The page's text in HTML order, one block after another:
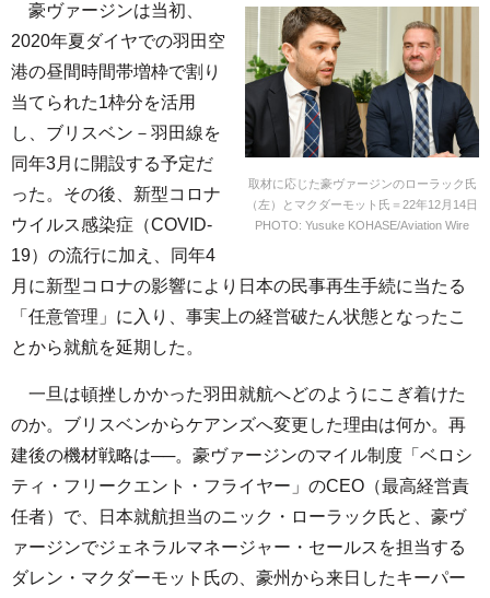
取材に応じた豪ヴァージンのローラック氏
（左）とマクダーモット氏＝22年12月14日
PHOTO: Yusuke KOHASE/Aviation Wire
豪ヴァージンは当初、
2020年夏ダイヤでの羽田空
港の昼間時間帯増枠で割り
当てられた1枠分を活用
し、ブリスベン－羽田線を
同年3月に開設する予定だ
った。その後、新型コロナ
ウイルス感染症（COVID-
19）の流行に加え、同年4
月に新型コロナの影響により日本の民事再生手続に当たる
「任意管理」に入り、事実上の経営破たん状態となったこ
とから就航を延期した。
一旦は頓挫しかかった羽田就航へどのようにこぎ着けた
のか。ブリスベンからケアンズへ変更した理由は何か。再
建後の機材戦略は──。豪ヴァージンのマイル制度「ベロシ
ティ・フリークエント・フライヤー」のCEO（最高経営責
任者）で、日本就航担当のニック・ローラック氏と、豪ヴ
ァージンでジェネラルマネージャー・セールスを担当する
ダレン・マクダーモット氏の、豪州から来日したキーパー